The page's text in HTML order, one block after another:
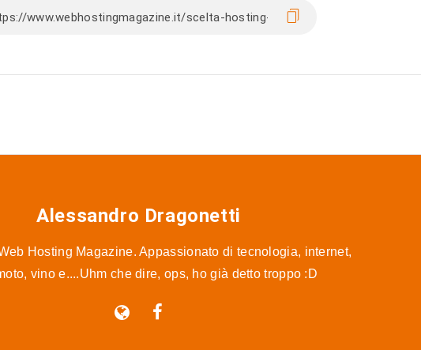
Alessandro Dragonetti
Hosting Magazine. Appassionato di tecnologia, internet,
vino e....Uhm che dire, ops, ho già detto troppo :D